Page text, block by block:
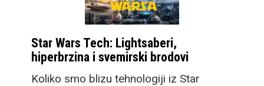
Star Wars Tech: Lightsaberi,
hiperbrzina i svemirski brodovi
Koliko smo blizu tehnologiji iz Star